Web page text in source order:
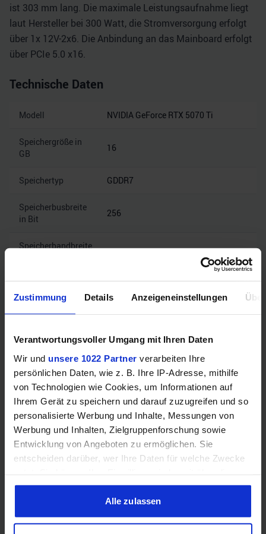
Zustimmung Details Anzeigeneinstellungen
Verantwortungsvoller Umgang mit Ihren Daten
Wir und unsere 1022 Partner verarbeiten Ihre
persönlichen Daten, wie z. B. Ihre IP-Adresse, mithilfe
von Technologien wie Cookies, um Informationen auf
Ihrem Gerät zu speichern und darauf zuzugreifen und so
personalisierte Werbung und Inhalte, Messungen von
Werbung und Inhalten, Zielgruppenforschung sowie
Entwicklung von Angeboten zu ermöglichen. Sie
entscheiden darüber, wer Ihre Daten für welche Zwecke
Cookie-Erklärung oder durch Klicken auf das Privacy
Trigger Symbol ändern oder widerrufen
Alle zulassen
ist 303 mm lang. Die maximale Leistungsaufnahme liegt
laut Hersteller bei 300 Watt, die Stromversorgung erfolgt
über 1x 12V-2x6. Die Anbindung an das Mainboard erfolgt
über PCIe 5.0 x16.
Technische Daten
Modell NVIDIA GeForce RTX 5070 Ti
Speichergröße in
GB
16
Speichertyp GDDR7
Speicherbusbreite
in Bit
256
Speicherbandbreite
28
Mehr technische Daten
Hinweis: Unsere Links sind Affiliate Links. Wir erhalten beim Kauf
eine kleine Provision, ohne dass sich euer Preis erhöht.
ZUM BESTPREIS
Vergleichen
Gewinne einen MSI Gaming PC mit RTX 5070